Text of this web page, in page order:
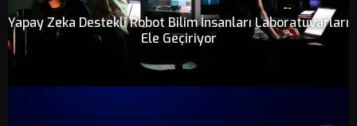
Yapay Zeka Destekli Robot Bilim İnsanları Laboratuvarları
Ele Geçiriyor